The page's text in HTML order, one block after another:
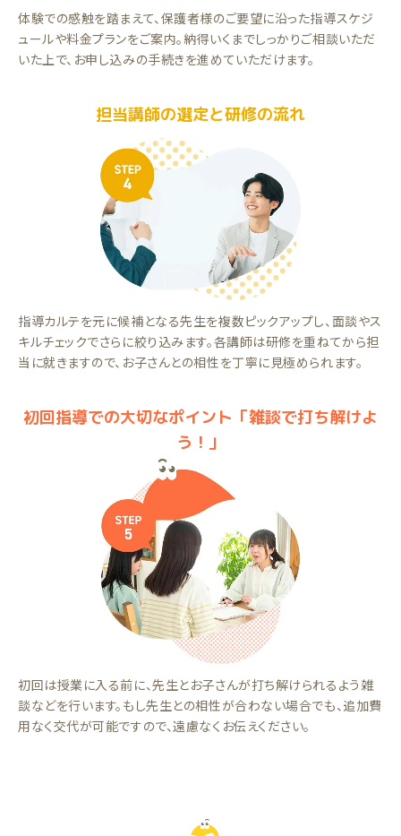
体験での感触を踏まえて、保護者様のご要望に沿った指導スケジ
ュールや料金プランをご案内。納得いくまでしっかりご相談いただ
いた上で、お申し込みの手続きを進めていただけます。
担当講師の選定と研修の流れ
指導カルテを元に候補となる先生を複数ピックアップし、面談やス
キルチェックでさらに絞り込みます。各講師は研修を重ねてから担
当に就きますので、お子さんとの相性を丁寧に見極められます。
初回指導での大切なポイント「雑談で打ち解けよ
う！」
初回は授業に入る前に、先生とお子さんが打ち解けられるよう雑
談などを行います。もし先生との相性が合わない場合でも、追加費
用なく交代が可能ですので、遠慮なくお伝えください。